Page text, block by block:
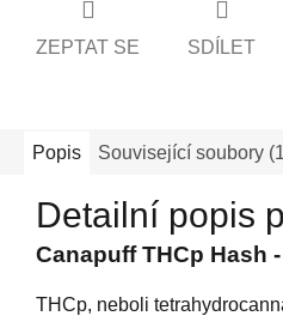
ZEPTAT SE SDÍLET
Popis Související soubory
Detailní popis
Canapuff THCp Hash
THCp, neboli